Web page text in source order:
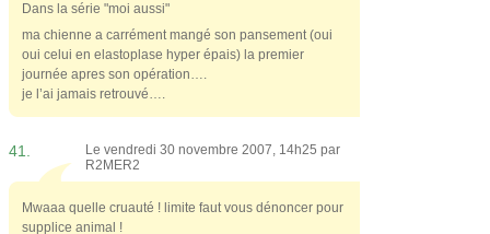
Dans la série "moi aussi"
ma chienne a carrément mangé son pansement (oui
oui celui en elastoplase hyper épais) la premier
journée apres son opération….
je l’ai jamais retrouvé….
41.
Le vendredi 30 novembre 2007, 14h25 par
R2MER2
Mwaaa quelle cruauté ! limite faut vous dénoncer pour
supplice animal !